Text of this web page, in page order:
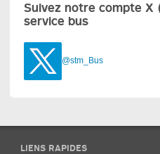
Suivez notre compte
service bus
@stm_Bus
LIENS RAPIDES